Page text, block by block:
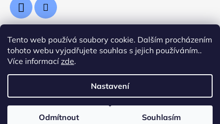
Tento web používá soubory cookie. Dalším procházením
tohoto webu vyjadřujete souhlas s jejich používáním..
Více informacízde.
Nastavení
Odmítnout Souhlasím
Přijímáme online platby
Vytvořil Shoptet
Copyright 2026Jezdecké potřeby EquTex. Všechna